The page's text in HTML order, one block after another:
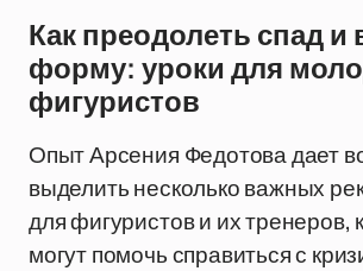
Как преодолеть спад и
форму: уроки для
фигуристов
Опыт Арсения Федотова дает
выделить несколько важных
для фигуристов и их тренеров,
могут помочь справиться с